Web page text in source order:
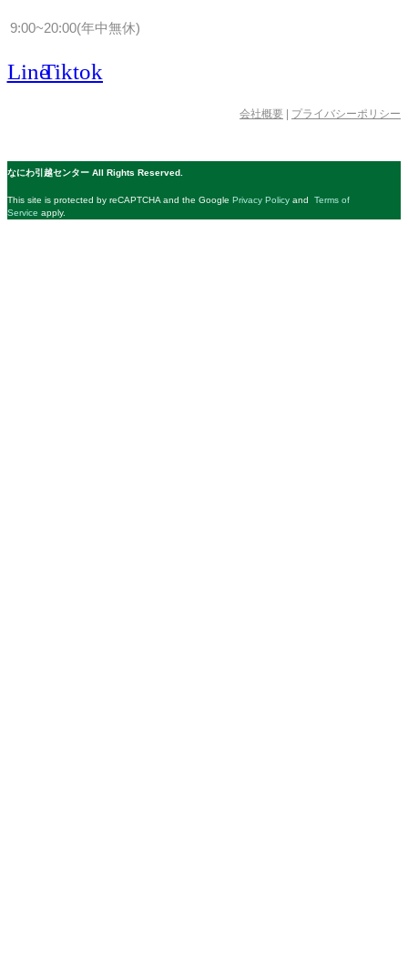
9:00~20:00(年中無休)
LineTiktok
会社概要 プライバシーポリシー
なにわ引越センター All Rights Reserved.
This site is protected by reCAPTCHA and the Google Privacy Policy and Terms of
Service apply.